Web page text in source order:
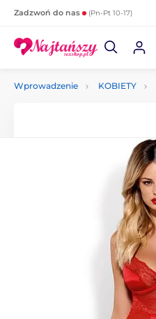
Zadzwoń do nas (Pn-Pt 10-17)
Wprowadzenie KOBIETY